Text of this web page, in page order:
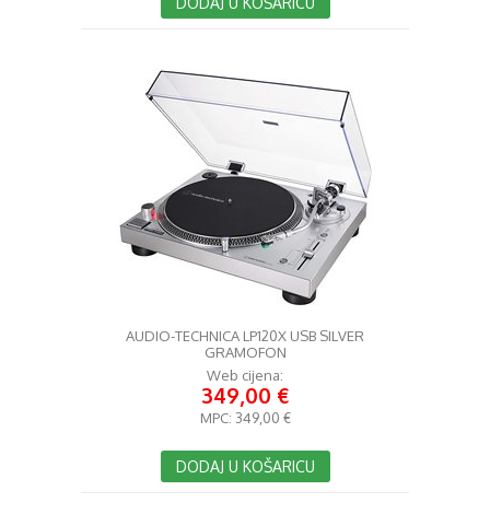
AUDIO-TECHNICA LP120X USB SILVER
GRAMOFON
Web cijena:
349,00 €
MPC: 349,00 €
DODAJ U KOŠARICU